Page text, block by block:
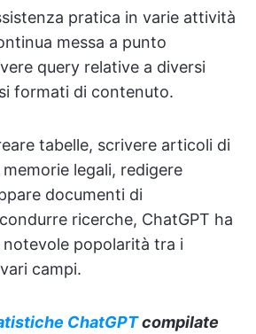
pratica in varie attività
messa a punto
query relative a diversi
formati di contenuto.
tabelle, scrivere articoli di
legali, redigere
documenti di
ricerche, ChatGPT ha
popolarità tra i
campi.
ChatGPTcompilate